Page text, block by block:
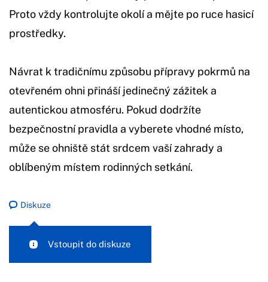
Proto vždy kontrolujte okolí a mějte po ruce hasicí
prostředky.
Návrat k tradičnímu způsobu přípravy pokrmů na
otevřeném ohni přináší jedinečný zážitek a
autentickou atmosféru. Pokud dodržíte
bezpečnostní pravidla a vyberete vhodné místo,
může se ohniště stát srdcem vaší zahrady a
oblíbeným místem rodinných setkání.
Diskuze
Vstoupit do diskuze